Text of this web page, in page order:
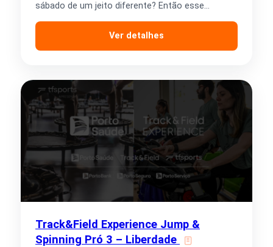
sábado de um jeito diferente? Então esse…
Ver detalhes
Track&Field Experience Jump &
Spinning Pró 3 – Liberdade